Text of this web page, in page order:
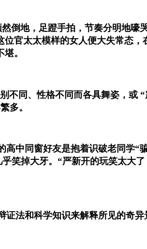
地，足蹬手拍，节奏分明地嚎
官太太模样的女人便大失常态
。
同、性格不同而各具舞姿，或 “
多。
同窗好友是抱着识破老同学“
笑掉大牙。“严新开的玩笑太大
和科学知识来解释所见的奇异